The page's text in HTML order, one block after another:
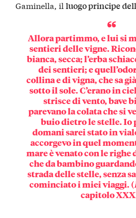
Gaminella, illuogo principe
Allora partimmo, e lui si
sentieri delle vigne.
bianca, secca; l’erba
dei sentieri; e
collina e di vigna, che sa
sotto il sole. C’erano in
strisce di vento, bave
parevano la colata che si
buio dietro le stelle. Io
domani sarei stato in
accorgevo in quel
mare è venato con le
che da bambino
strada delle stelle, senza
cominciato i miei viaggi. (
capitolo